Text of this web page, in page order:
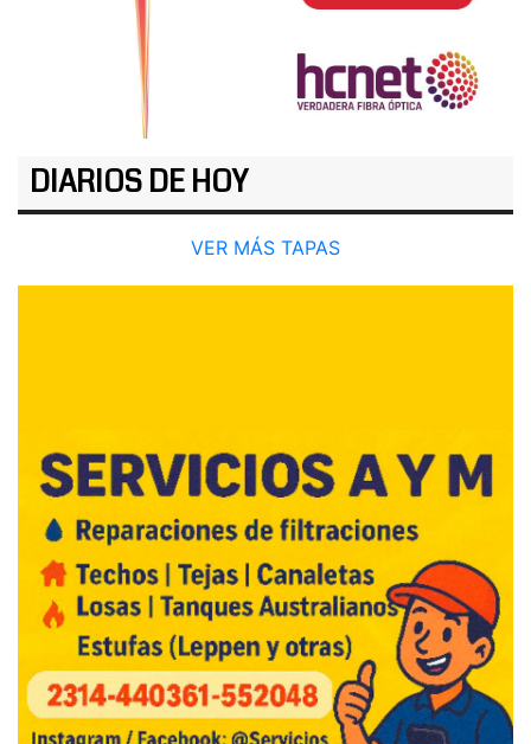
DIARIOS DE HOY
VER MÁS TAPAS